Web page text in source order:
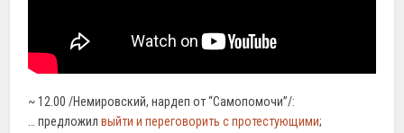
~ 12.00 /Немировский, нардеп от “Самопомочи”/:
… предложилвыйти и переговорить с протестующими;